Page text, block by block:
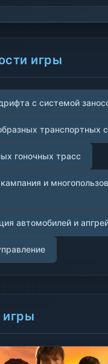
игры
с системой
транспортных
гоночных трасс
и
автомобилей и